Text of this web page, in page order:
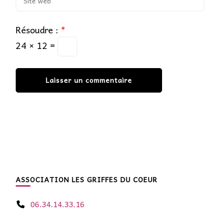
Résoudre : *
24 × 12 =
ASSOCIATION LES GRIFFES DU COEUR
06.34.14.33.16